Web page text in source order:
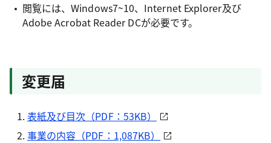
閲覧には、Windows7~10、Internet Explorer及び
Adobe Acrobat Reader DCが必要です。
変更届
表紙及び目次（PDF：53KB）
事業の内容（PDF：1,087KB）